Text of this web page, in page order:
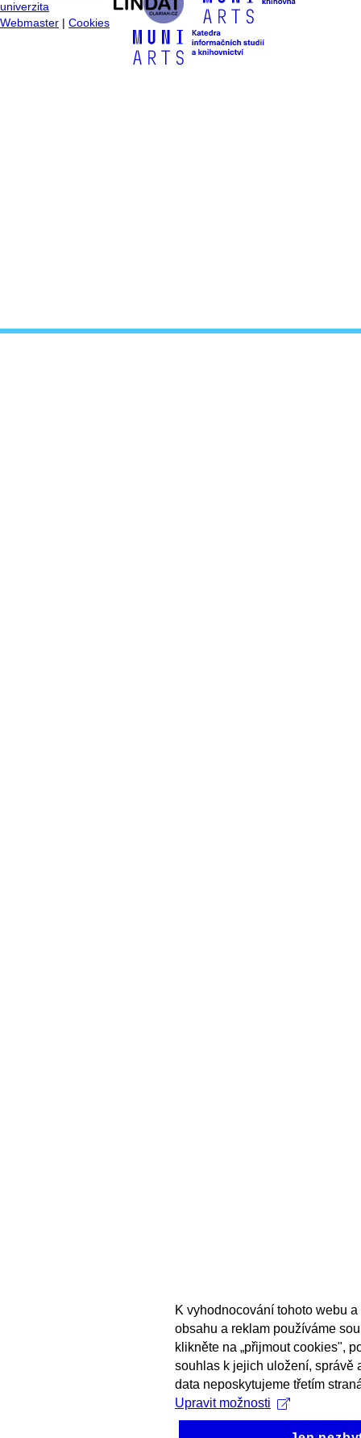
univerzita
Webmaster
Cookies
K vyhodnocování tohoto webu
obsahu a reklam používáme
klikněte na „přijmout cookies",
souhlas k jejich uložení, správě
data neposkytujeme třetím
Upravit možnosti